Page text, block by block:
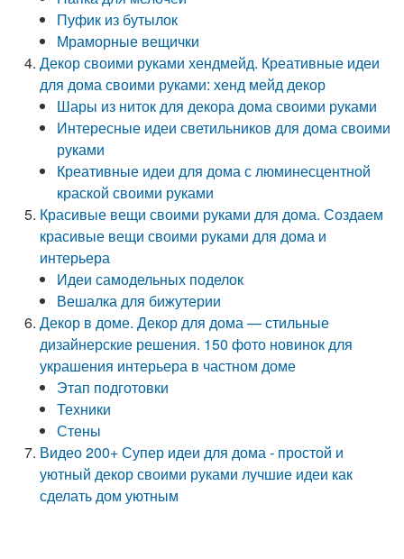
Пуфик из бутылок
Мраморные вещички
Декор своими руками хендмейд. Креативные идеи
для дома своими руками: хенд мейд декор
Шары из ниток для декора дома своими руками
Интересные идеи светильников для дома своими
руками
Креативные идеи для дома с люминесцентной
краской своими руками
Красивые вещи своими руками для дома. Создаем
красивые вещи своими руками для дома и
интерьера
Идеи самодельных поделок
Вешалка для бижутерии
Декор в доме. Декор для дома — стильные
дизайнерские решения. 150 фото новинок для
украшения интерьера в частном доме
Этап подготовки
Техники
Стены
Видео 200+ Супер идеи для дома - простой и
уютный декор своими руками лучшие идеи как
сделать дом уютным